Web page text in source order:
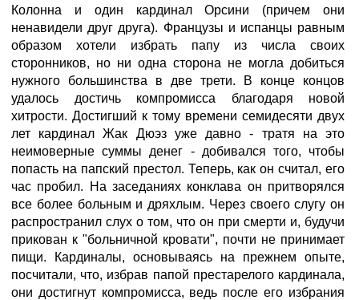
Колонна и один кардинал Орсини (причем они
ненавидели друг друга). Французы и испанцы равным
образом хотели избрать папу из числа своих
сторонников, но ни одна сторона не могла добиться
нужного большинства в две трети. В конце концов
удалось достичь компромисса благодаря новой
хитрости. Достигший к тому времени семидесяти двух
лет кардинал Жак Дюэз уже давно - тратя на это
неимоверные суммы денег - добивался того, чтобы
попасть на папский престол. Теперь, как он считал, его
час пробил. На заседаниях конклава он притворялся
все более больным и дряхлым. Через своего слугу он
распространил слух о том, что он при смерти и, будучи
прикован к "больничной кровати", почти не принимает
пищи. Кардиналы, основываясь на прежнем опыте,
посчитали, что, избрав папой престарелого кардинала,
они достигнут компромисса, ведь после его избрания